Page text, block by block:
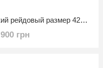
Рюкзак тактический рейдовый размер 42х21х18см 20л мультикам
900 грн